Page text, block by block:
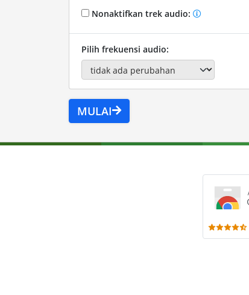
Nonaktifkan trek audio:
Pilih frekuensi audio:
MULAI